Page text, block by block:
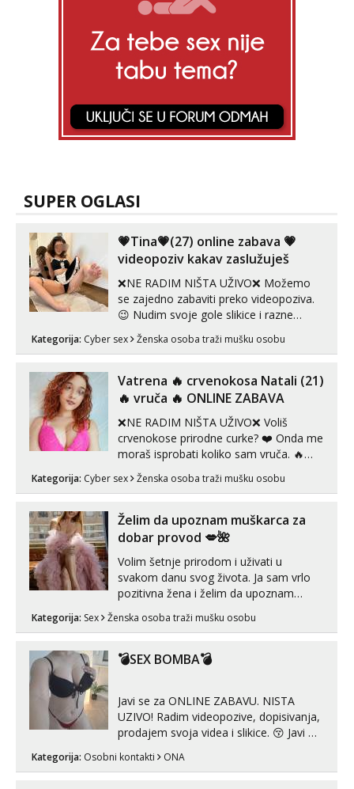
SUPER OGLASI
💗Tina💗(27) online zabava 💗
videopoziv kakav zaslužuješ
❌NE RADIM NIŠTA UŽIVO❌ Možemo
se zajedno zabaviti preko videopoziva.
😉 Nudim svoje gole slikice i razne
videouradke. 🤩 Za online zabavu pošalji
poruku na Whatsapp, Telegram ili Viber.
autentičnosti možeš me vidjeti na
videopozivu. 😉 S vama sam vec 5 ...
Kategorija: Cyber sex Ženska osoba traži mušku osobu
Vatrena ‎️‍🔥 crvenokosa Natali (21)
‎️‍🔥 vruča‎ ️‍🔥 ONLINE ZABAVA
❌NE RADIM NIŠTA UŽIVO❌ Voliš
crvenokose prirodne curke? ❤️ Onda me
moraš isprobati koliko sam vruča.‎ ️‍🔥
MLADA vražica koja ima 100%
prorodne grudi, 💦 Misli su mi uvijek
U mojoj raznolikoj ponudi možeš
pranaći nešto po svojoj mjeri. Sexi videa
s kolegica...
Kategorija: Cyber sex Ženska osoba traži mušku osobu
Želim da upoznam muškarca za
dobar provod 💋🌺
Volim šetnje prirodom i uživati u
svakom danu svog života. Ja sam vrlo
pozitivna žena i želim da upoznam
može i nešto više.💋🌺 Klikni na link
Kategorija: Sex Ženska osoba traži mušku osobu
💣SEX BOMBA💣
Javi se za ONLINE ZABAVU. NISTA
UZIVO! Radim videopozive, dopisivanja,
prodajem svoja videa i slikice. 😚 Javi mi
Telegram. +385 91 723 0045
Kategorija: Osobni kontakti ONA